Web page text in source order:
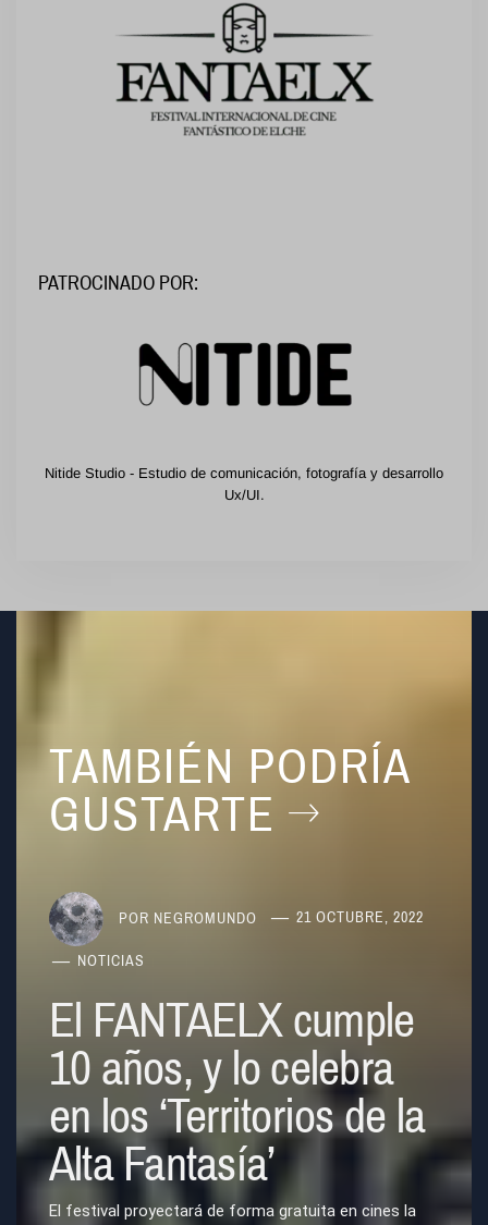
PATROCINADO POR:
Nitide Studio - Estudio de comunicación, fotografía y desarrollo
Ux/UI.
TAMBIÉN PODRÍA
GUSTARTE
POR NEGROMUNDO 21 OCTUBRE, 2022
NOTICIAS
El FANTAELX cumple
10 años, y lo celebra
en los ‘Territorios de la
Alta Fantasía’
El festival proyectará de forma gratuita en cines la